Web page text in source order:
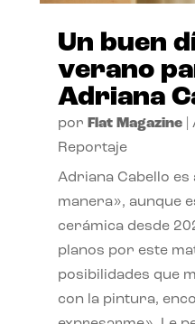
Un buen
verano
Adriana
por Flat Magazine|
Reportaje
Adriana Cabello
manera», aunque
cerámica desde
planos por este
posibilidades que
con la pintura,